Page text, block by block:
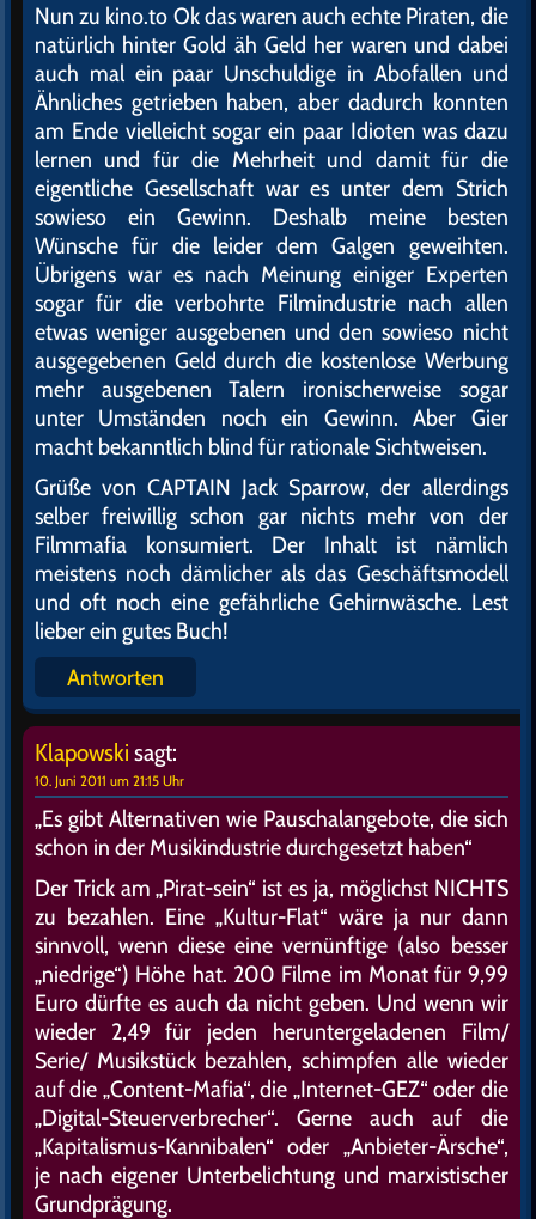
Nun zu kino.to Ok das waren auch echte Piraten, die
natürlich hinter Gold äh Geld her waren und dabei
auch mal ein paar Unschuldige in Abofallen und
Ähnliches getrieben haben, aber dadurch konnten
am Ende vielleicht sogar ein paar Idioten was dazu
lernen und für die Mehrheit und damit für die
eigentliche Gesellschaft war es unter dem Strich
sowieso ein Gewinn. Deshalb meine besten
Wünsche für die leider dem Galgen geweihten.
Übrigens war es nach Meinung einiger Experten
sogar für die verbohrte Filmindustrie nach allen
etwas weniger ausgebenen und den sowieso nicht
ausgegebenen Geld durch die kostenlose Werbung
mehr ausgebenen Talern ironischerweise sogar
unter Umständen noch ein Gewinn. Aber Gier
macht bekanntlich blind für rationale Sichtweisen.
Grüße von CAPTAIN Jack Sparrow, der allerdings
selber freiwillig schon gar nichts mehr von der
Filmmafia konsumiert. Der Inhalt ist nämlich
meistens noch dämlicher als das Geschäftsmodell
und oft noch eine gefährliche Gehirnwäsche. Lest
lieber ein gutes Buch!
Antworten
Klapowski sagt:
10. Juni 2011 um 21:15 Uhr
„Es gibt Alternativen wie Pauschalangebote, die sich
schon in der Musikindustrie durchgesetzt haben“
Der Trick am „Pirat-sein“ ist es ja, möglichst NICHTS
zu bezahlen. Eine „Kultur-Flat“ wäre ja nur dann
sinnvoll, wenn diese eine vernünftige (also besser
„niedrige“) Höhe hat. 200 Filme im Monat für 9,99
Euro dürfte es auch da nicht geben. Und wenn wir
wieder 2,49 für jeden heruntergeladenen Film/
Serie/ Musikstück bezahlen, schimpfen alle wieder
auf die „Content-Mafia“, die „Internet-GEZ“ oder die
„Digital-Steuerverbrecher“. Gerne auch auf die
„Kapitalismus-Kannibalen“ oder „Anbieter-Ärsche“,
je nach eigener Unterbelichtung und marxistischer
Grundprägung.